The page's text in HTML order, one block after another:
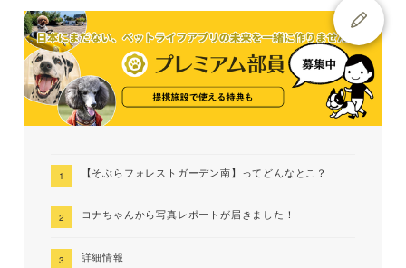
【そぶらフォレストガーデン南】ってどんなとこ？
コナちゃんから写真レポートが届きました！
詳細情報